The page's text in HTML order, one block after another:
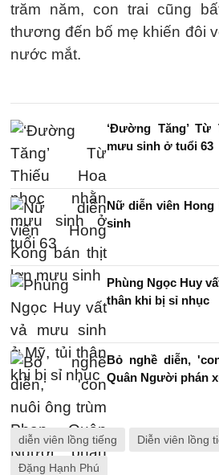
trăm năm, con trai cũng
thương đến bố mẹ khiến đôi
nước mắt.
‘Đường Tăng’
mưu sinh ở tuổi 63
Nữ diễn viên
sinh
Phùng Ngọc Huy
thân khi bị sỉ nhục
Bỏ nghề diễn,
Quân Người phán
diễn viên lồng tiếng Diễn viên lồng
Đặng Hạnh Phú